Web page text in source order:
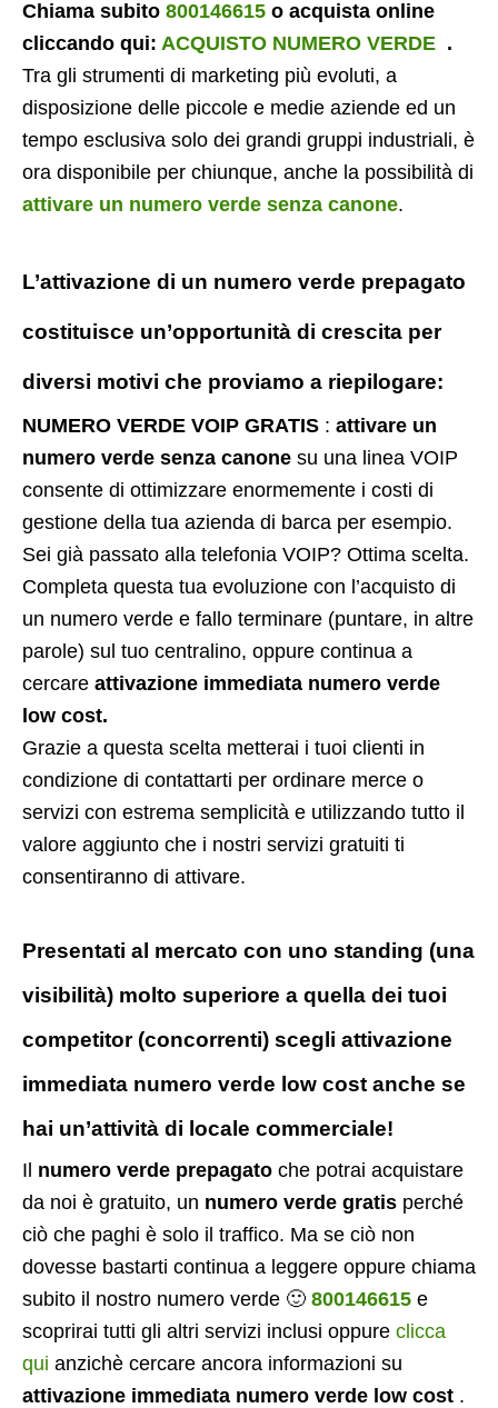
Chiama subito 800146615 o acquista online
cliccando qui: ACQUISTO NUMERO VERDE .
Tra gli strumenti di marketing più evoluti, a
disposizione delle piccole e medie aziende ed un
tempo esclusiva solo dei grandi gruppi industriali, è
ora disponibile per chiunque, anche la possibilità di
attivare un numero verde senza canone.
L’attivazione di un numero verde prepagato
costituisce un’opportunità di crescita per
diversi motivi che proviamo a riepilogare:
NUMERO VERDE VOIP GRATIS : attivare un
numero verde senza canone su una linea VOIP
consente di ottimizzare enormemente i costi di
gestione della tua azienda di barca per esempio.
Sei già passato alla telefonia VOIP? Ottima scelta.
Completa questa tua evoluzione con l’acquisto di
un numero verde e fallo terminare (puntare, in altre
parole) sul tuo centralino, oppure continua a
cercare attivazione immediata numero verde
low cost.
Grazie a questa scelta metterai i tuoi clienti in
condizione di contattarti per ordinare merce o
servizi con estrema semplicità e utilizzando tutto il
valore aggiunto che i nostri servizi gratuiti ti
consentiranno di attivare.
Presentati al mercato con uno standing (una
visibilità) molto superiore a quella dei tuoi
competitor (concorrenti) scegli attivazione
immediata numero verde low cost anche se
hai un’attività di locale commerciale!
Il numero verde prepagato che potrai acquistare
da noi è gratuito, un numero verde gratis perché
ciò che paghi è solo il traffico. Ma se ciò non
dovesse bastarti continua a leggere oppure chiama
subito il nostro numero verde 🙂 800146615 e
scoprirai tutti gli altri servizi inclusi oppure clicca
qui anzichè cercare ancora informazioni su
attivazione immediata numero verde low cost .